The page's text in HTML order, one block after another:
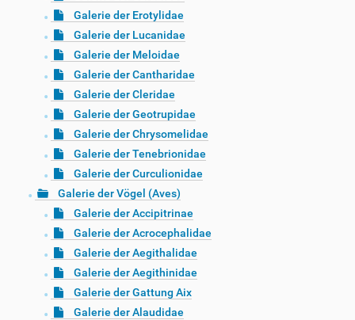
Galerie der Erotylidae
Galerie der Lucanidae
Galerie der Meloidae
Galerie der Cantharidae
Galerie der Cleridae
Galerie der Geotrupidae
Galerie der Chrysomelidae
Galerie der Tenebrionidae
Galerie der Curculionidae
Galerie der Vögel (Aves)
Galerie der Accipitrinae
Galerie der Acrocephalidae
Galerie der Aegithalidae
Galerie der Aegithinidae
Galerie der Gattung Aix
Galerie der Alaudidae